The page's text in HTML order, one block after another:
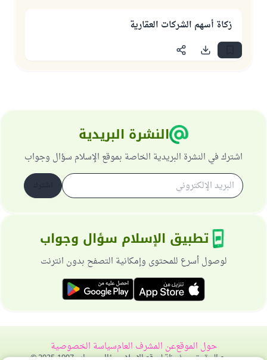
زكاة أسهم الشركات العقارية
النشرة البريدية
اشترك في النشرة البريدية الخاصة بموقع الإسلام سؤال وجواب
تطبيق الإسلام سؤال وجواب
لوصول أسرع للمحتوى وإمكانية التصفح بدون انترنت
حول الموقععن المشرف العامسياسة الخصوصية